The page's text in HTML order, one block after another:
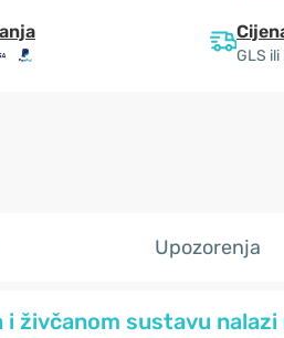
GLS ili
Upozorenja
živčanom sustavu nalazi